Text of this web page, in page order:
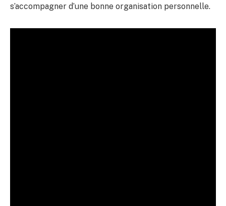
s’accompagner d’une bonne organisation personnelle.